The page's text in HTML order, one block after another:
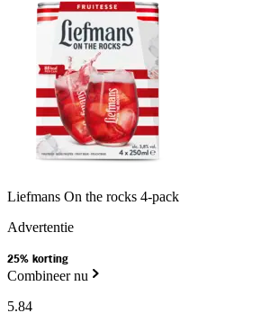
Liefmans On the rocks 4-pack
Advertentie
25% korting
Combineer nu
5.84